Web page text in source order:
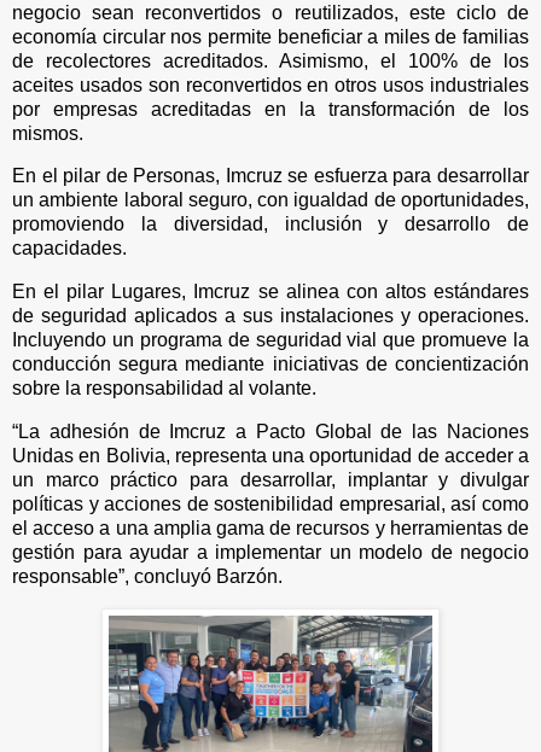
negocio sean reconvertidos o reutilizados, este ciclo de
economía circular nos permite beneficiar a miles de familias
de recolectores acreditados. Asimismo, el 100% de los
aceites usados son reconvertidos en otros usos industriales
por empresas acreditadas en la transformación de los
mismos.
En el pilar de Personas, Imcruz se esfuerza para desarrollar
un ambiente laboral seguro, con igualdad de oportunidades,
promoviendo la diversidad, inclusión y desarrollo de
capacidades.
En el pilar Lugares, Imcruz se alinea con altos estándares
de seguridad aplicados a sus instalaciones y operaciones.
Incluyendo un programa de seguridad vial que promueve la
conducción segura mediante iniciativas de concientización
sobre la responsabilidad al volante.
“La adhesión de Imcruz a Pacto Global de las Naciones
Unidas en Bolivia, representa una oportunidad de acceder a
un marco práctico para desarrollar, implantar y divulgar
políticas y acciones de sostenibilidad empresarial, así como
el acceso a una amplia gama de recursos y herramientas de
gestión para ayudar a implementar un modelo de negocio
responsable”, concluyó Barzón.